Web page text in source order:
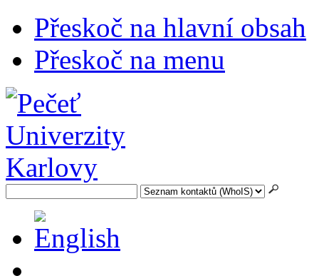
Přeskoč na hlavní obsah
Přeskoč na menu